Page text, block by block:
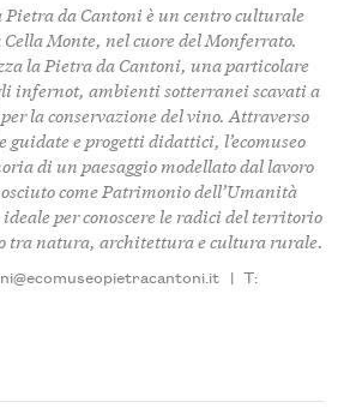
Pietra da Cantoni è un centro culturale
Monte, nel cuore del Monferrato.
la Pietra da Cantoni, una particolare
infernot, ambienti sotterranei scavati a
la conservazione del vino. Attraverso
guidate e progetti didattici, l’ecomuseo
di un paesaggio modellato dal lavoro
come Patrimonio dell’Umanità
ideale per conoscere le radici del territorio
tra natura, architettura e cultura rurale.
| T: